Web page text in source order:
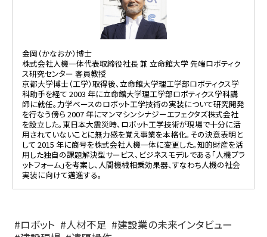
金岡（かなおか）博士
株式会社人機一体代表取締役社長 兼 立命館大学 先端ロボティク
ス研究センター 客員教授
京都大学博士（工学）取得後、立命館大学理工学部ロボティクス学
科助手を経て 2003 年に立命館大学理工学部ロボティクス学科講
師に就任。力学ベースのロボット工学技術の実装について研究開発
を行なう傍ら 2007 年にマンマシンシナジーエフェクタズ株式会社
を設立した。東日本大震災時、ロボット工学技術が現場で十分に活
用されていないことに無力感を覚え事業を本格化。その決意表明と
して 2015 年に商号を株式会社人機一体に変更した。知的財産を活
用した独自の課題解決型サービス、ビジネスモデルである「人機プラ
ットフォーム」を考案し、人間機械相乗効果器、すなわち人機の社会
実装に向けて邁進する。
ロボット 人材不足
建設業の未来インタビュー